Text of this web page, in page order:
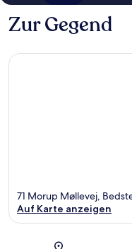
Zur Gegend
71 Morup Møllevej,
Auf Karte anzeigen